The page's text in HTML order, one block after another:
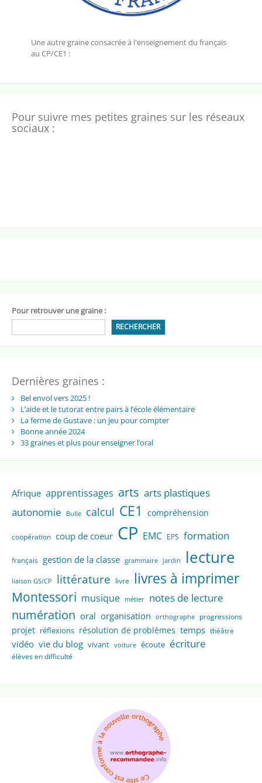
Une autre graine consacrée à l'enseignement du français
au CP/CE1 :
Pour suivre mes petites graines sur les réseaux
sociaux :
Pour retrouver une graine :
RECHERCHER
Dernières graines :
Bel envol vers 2025 !
L’aide et le tutorat entre pairs à l’école élémentaire
La ferme de Gustave : un jeu pour compter
Bonne année 2024
33 graines et plus pour enseigner l’oral
Afrique apprentissages arts arts plastiques
autonomie
Bulle calcul CE1 compréhension
coopération coup de coeur CP EMC EPS formation
français gestion de la classe grammaire jardin lecture
liaison GS/CP littérature livre livres à imprimer
Montessori musique métier notes de lecture
numération oral organisation orthographe progressions
projet réflexions résolution de problèmes temps théâtre
vidéo vie du blog vivant voiture écoute écriture
élèves en difficulté